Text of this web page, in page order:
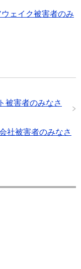
ウェイク被害者のみ
被害者のみなさ
社被害者のみなさ